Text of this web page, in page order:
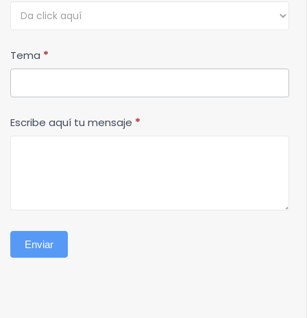
Tema *
Escribe aquí tu mensaje *
Enviar